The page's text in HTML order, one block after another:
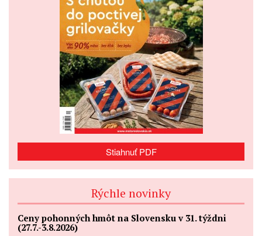
Stiahnuť PDF
Rýchle novinky
Ceny pohonných hmôt na Slovensku v 31. týždni
(27.7.-3.8.2026)